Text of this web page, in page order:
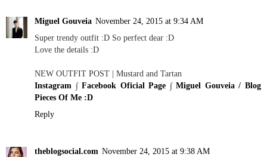
Miguel Gouveia November 24, 2015 at 9:34 AM
Super trendy outfit :D So perfect dear :D
Love the details :D
NEW OUTFIT POST | Mustard and Tartan
Instagram ∫Facebook Oficial Page ∫Miguel Gouveia / Blog
Pieces Of Me :D
Reply
theblogsocial.com November 24, 2015 at 9:38 AM